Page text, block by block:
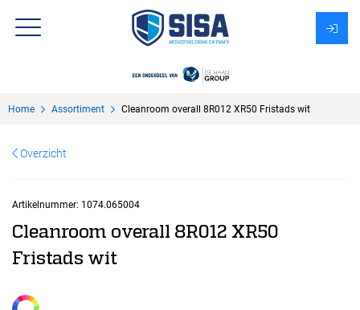
Over Sisa
KMS
Uitzendbureau?
Home Assortiment Cleanroom overall 8R012 XR50 Fristads wit
Overzicht
Artikelnummer: 1074.065004
Cleanroom overall 8R012 XR50
Fristads wit